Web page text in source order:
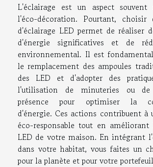
L'éclairage est un aspect souvent
l'éco-décoration. Pourtant, choisir
d'éclairage LED permet de réaliser
d'énergie significatives et de
environnemental. Il est
le remplacement des ampoules
des LED et d'adopter des
l'utilisation de minuteries ou de
présence pour optimiser la
d'énergie. Ces actions contribuent à
éco-responsable tout en
LED de votre maison. En intégrant
dans votre habitat, vous faites un
pour la planète et pour votre